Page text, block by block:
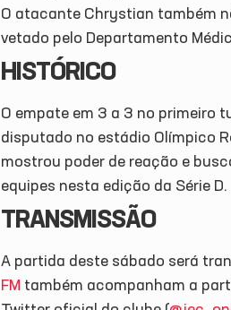
O atacante Chrystian também
vetado pelo Departamento
HISTÓRICO
O empate em 3 a 3 no primeiro
disputado no estádio Olímpico
mostrou poder de reação e
equipes nesta edição da Série D.
TRANSMISSÃO
A partida deste sábado será
FM também acompanham a